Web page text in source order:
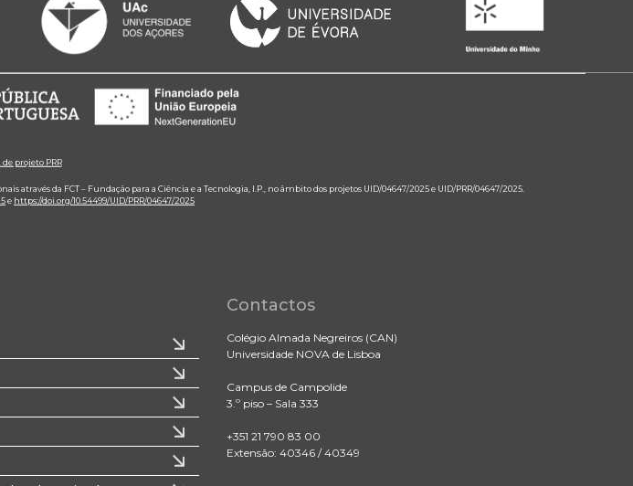
de projeto PRR
através da FCT – Fundação para a Ciência e a Tecnologia, I.P., no âmbito dos projetos UID/04647/2025 e UID/PRR/04647/2025.
e https://doi.org/10.54499/UID/PRR/04647/2025
Contactos
Colégio Almada Negreiros (CAN)
Universidade NOVA de Lisboa
Campus de Campolide
3.º piso – Sala 333
+351 21 790 83 00
Extensão: 40346 / 40349